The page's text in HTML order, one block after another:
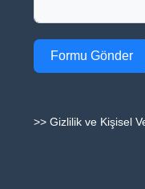
Formu Gönder
>> Gizlilik ve Kişisel